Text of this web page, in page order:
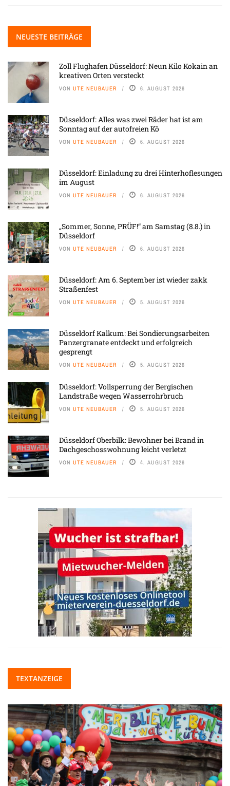
NEUESTE BEITRÄGE
Zoll Flughafen Düsseldorf: Neun Kilo Kokain an
kreativen Orten versteckt
VON UTE NEUBAUER 6. AUGUST 2026
Düsseldorf: Alles was zwei Räder hat ist am
Sonntag auf der autofreien Kö
VON UTE NEUBAUER 6. AUGUST 2026
Düsseldorf: Einladung zu drei Hinterhoflesungen
im August
VON UTE NEUBAUER 6. AUGUST 2026
„Sommer, Sonne, PRÜF!“ am Samstag (8.8.) in
Düsseldorf
VON UTE NEUBAUER 6. AUGUST 2026
Düsseldorf: Am 6. September ist wieder zakk
Straßenfest
VON UTE NEUBAUER 5. AUGUST 2026
Düsseldorf Kalkum: Bei Sondierungsarbeiten
Panzergranate entdeckt und erfolgreich
gesprengt
VON UTE NEUBAUER 5. AUGUST 2026
Düsseldorf: Vollsperrung der Bergischen
Landstraße wegen Wasserrohrbruch
VON UTE NEUBAUER 5. AUGUST 2026
Düsseldorf Oberbilk: Bewohner bei Brand in
Dachgeschosswohnung leicht verletzt
VON UTE NEUBAUER 4. AUGUST 2026
TEXTANZEIGE